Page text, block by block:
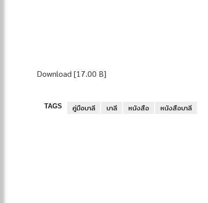
Download [17.00 B]
TAGS คู่มือบาลี บาลี หนังสือ หนังสือบาลี